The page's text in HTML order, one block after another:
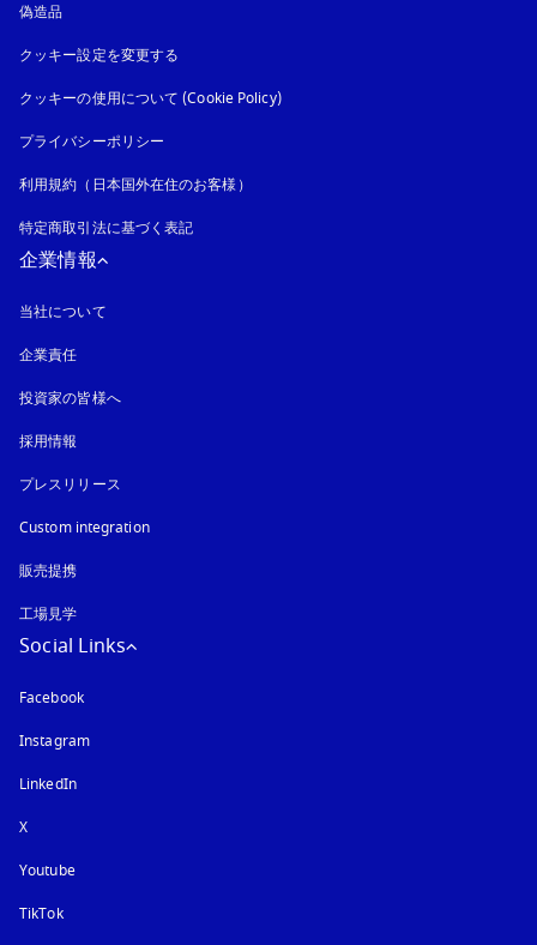
偽造品
クッキー設定を変更する
クッキーの使用について (Cookie Policy)新しいタブに表示されます
プライバシーポリシー
利用規約（日本国外在住のお客様）
特定商取引法に基づく表記
企業情報
当社について
企業責任
投資家の皆様へ
採用情報
プレスリリース
Custom integration
販売提携
工場見学
Social Links
Facebook
Instagram新しいタブに表示されます
LinkedIn
X
Youtube新しいタブに表示されます
TikTok